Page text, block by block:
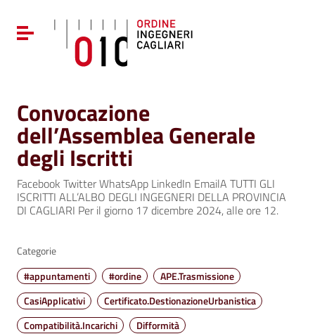
Vai al menu di navigazione
Vai al footer
Attiva / disattiva la navigazione
Convocazione
dell’Assemblea Generale
degli Iscritti
Facebook Twitter WhatsApp LinkedIn EmailA TUTTI GLI
ISCRITTI ALL’ALBO DEGLI INGEGNERI DELLA PROVINCIA
DI CAGLIARI Per il giorno 17 dicembre 2024, alle ore 12.
Categorie
#appuntamenti
#ordine
APE.Trasmissione
CasiApplicativi
Certificato.DestionazioneUrbanistica
Compatibilità.Incarichi
Difformità